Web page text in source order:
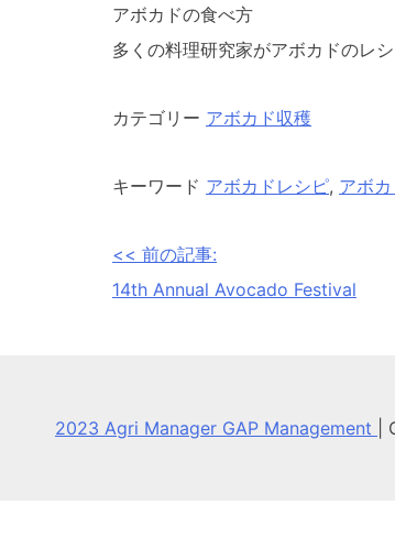
アボカドの食べ方
多くの料理研究家がアボカドのレ
カテゴリー アボカド収穫
キーワード アボカドレシピ, アボ
投
ビ
<< 前の記事:
14th Annual Avocado Festival
2023 Agri Manager GAP Management